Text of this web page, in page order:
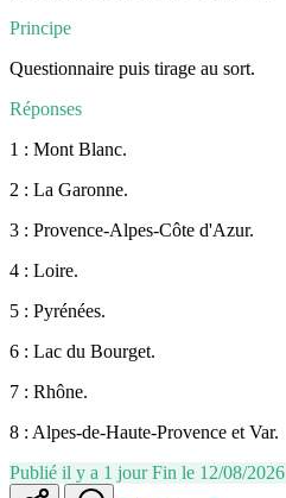
Principe
Questionnaire puis tirage au sort.
Réponses
1 : Mont Blanc.
2 : La Garonne.
3 : Provence-Alpes-Côte d'Azur.
4 : Loire.
5 : Pyrénées.
6 : Lac du Bourget.
7 : Rhône.
8 : Alpes-de-Haute-Provence et Var.
Publié il y a 1 jour Fin le 12/08/2026